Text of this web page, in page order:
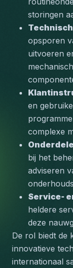
storingen
opsporen
uitvoeren
en
complexe
bij het
adviseren
Service-
heldere
deze
De rol biedt de
innovatieve
internationaal